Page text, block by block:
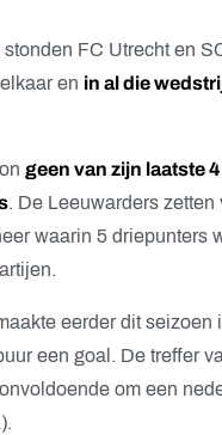
FC Utrecht en
en in al die
geen van zijn laatste 4
. De Leeuwarders zetten
waarin 5 driepunters
eerder dit seizoen
een goal. De treffer
om een